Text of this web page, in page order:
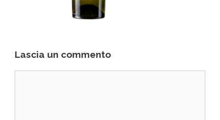
Lascia un commento